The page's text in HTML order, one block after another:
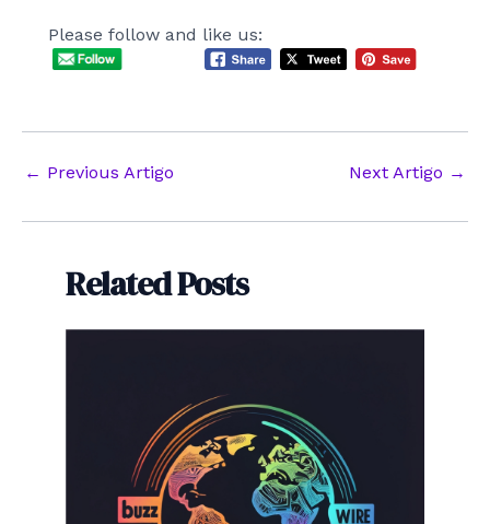
Please follow and like us:
Post
← Previous Artigo Next Artigo →
Related Posts